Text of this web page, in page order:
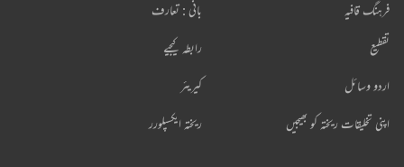
فرہنگ قافیہ
تقطیع
اردو وسائل
اپنی تخلیقات ریختہ کو بھیجیں
بانی : تعارف
رابطہ کیجیے
کیریئر
ریختہ ایکسپلورر